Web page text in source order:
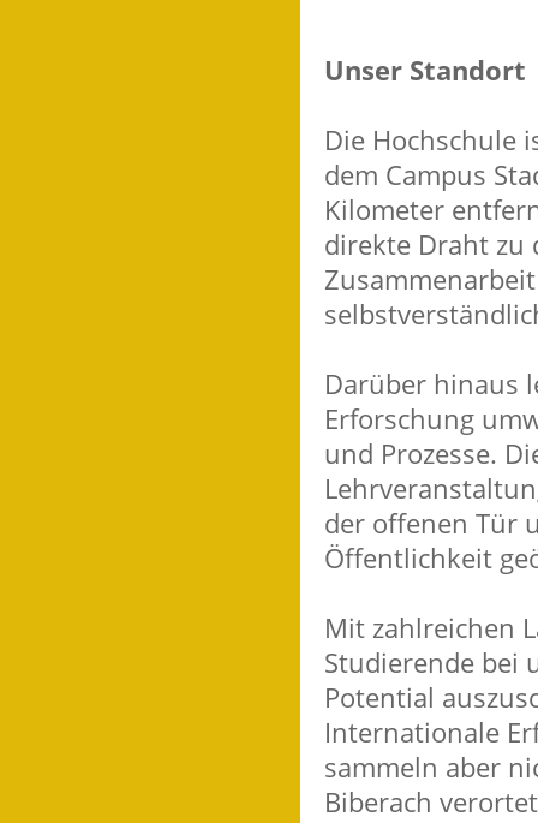
Unser Standort
Die Hochschule
dem Campus
Kilometer
direkte Draht zu
Darüber hinaus
Erforschung
und Prozesse.
der offenen Tür
Öffentlichkeit
Mit zahlreichen
Studierende bei
Potential
Internationale
sammeln aber
Biberach